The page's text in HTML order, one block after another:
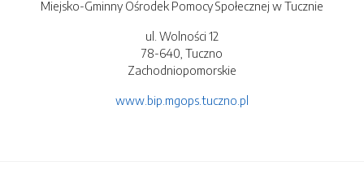
Miejsko-Gminny Ośrodek Pomocy Społecznej w Tucznie
ul. Wolności 12
78-640, Tuczno
Zachodniopomorskie
www.bip.mgops.tuczno.pl